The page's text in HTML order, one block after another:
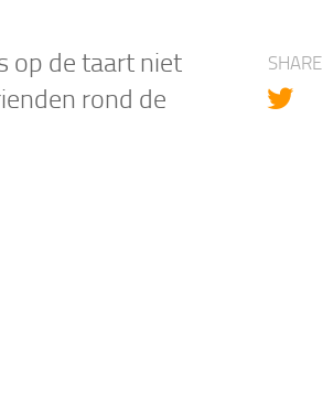
op de taart niet
rond de
SHARE